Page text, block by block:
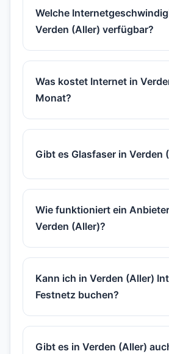
Welche
Verden (Aller) verfügbar?
Was kostet Internet in
Monat?
Gibt es Glasfaser in Verden
Wie funktioniert ein
Verden (Aller)?
Kann ich in Verden (Aller)
Festnetz buchen?
Gibt es in Verden (Aller)